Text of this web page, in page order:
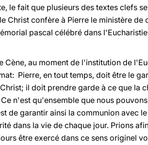
le fait que plusieurs des textes clefs
Christ confère à Pierre le ministère
pascal célébré dans
Cène, au moment de l'institution de
Pierre, en tout temps, doit être le
il doit prendre garde à ce que la
n'est qu'ensemble que nous
de garantir ainsi la communion avec
dans la vie de chaque jour. Prions
être exercé dans ce sens originel